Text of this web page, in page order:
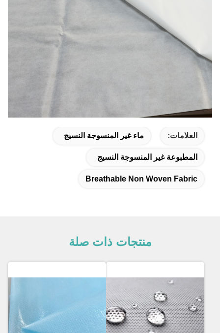
العلامات: ماء غير المنسوجة النسيج
المطبوعة غير المنسوجة النسيج
Breathable Non Woven Fabric
منتجات ذات صلة